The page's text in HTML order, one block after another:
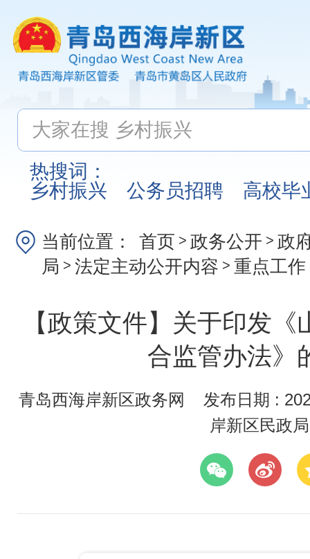
热搜词：
乡村振兴
公务员招聘 高校毕
当前位置： 首页 > 政务公开 > 政
局 > 法定主动公开内容 > 重点工作
【政策文件】关于印发
合监管办法》
青岛西海岸新区政务网
发布日期 :
岸新区民政局